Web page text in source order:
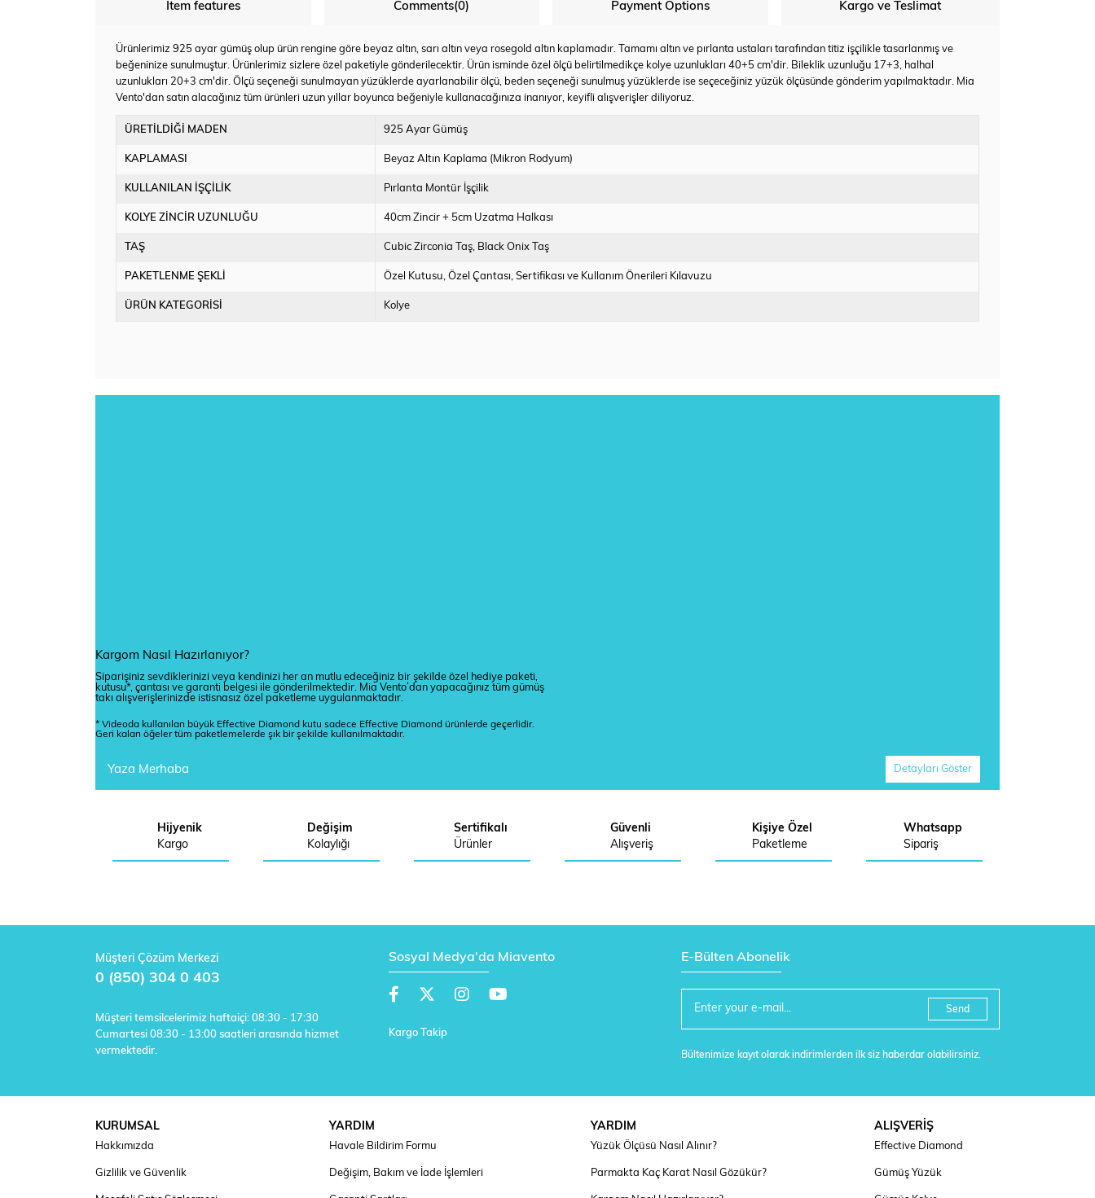
Item features Comments(0) Payment Options Kargo ve Teslimat
Ürünlerimiz 925 ayar gümüş olup ürün rengine göre beyaz altın, sarı altın veya rosegold altın kaplamadır. Tamamı altın ve pırlanta ustaları tarafından titiz işçilikle tasarlanmış ve
beğeninize sunulmuştur. Ürünlerimiz sizlere özel paketiyle gönderilecektir. Ürün isminde özel ölçü belirtilmedikçe kolye uzunlukları 40+5 cm'dir. Bileklik uzunluğu 17+3, halhal
uzunlukları 20+3 cm'dir. Ölçü seçeneği sunulmayan yüzüklerde ayarlanabilir ölçü, beden seçeneği sunulmuş yüzüklerde ise seçeceğiniz yüzük ölçüsünde gönderim yapılmaktadır. Mia
Vento'dan satın alacağınız tüm ürünleri uzun yıllar boyunca beğeniyle kullanacağınıza inanıyor, keyifli alışverişler diliyoruz.
ÜRETİLDİĞİ MADEN 925 Ayar Gümüş
KAPLAMASI Beyaz Altın Kaplama (Mikron Rodyum)
KULLANILAN İŞÇİLİK Pırlanta Montür İşçilik
KOLYE ZİNCİR UZUNLUĞU 40cm Zincir + 5cm Uzatma Halkası
TAŞ Cubic Zirconia Taş Black Onix Taş
PAKETLENME ŞEKLİ Özel Kutusu Özel Çantası Sertifikası ve Kullanım Önerileri Kılavuzu
ÜRÜN KATEGORİSİ Kolye
Kargom Nasıl Hazırlanıyor?
Siparişiniz sevdiklerinizi veya kendinizi her an mutlu edeceğiniz bir şekilde özel hediye paketi,
kutusu*, çantası ve garanti belgesi ile gönderilmektedir. Mia Vento’dan yapacağınız tüm gümüş
takı alışverişlerinizde istisnasız özel paketleme uygulanmaktadır.
* Videoda kullanılan büyük Effective Diamond kutu sadece Effective Diamond ürünlerde geçerlidir.
Geri kalan öğeler tüm paketlemelerde şık bir şekilde kullanılmaktadır.
Yaza Merhaba Detayları Göster
Hijyenik
Kargo
Değişim
Kolaylığı
Sertifikalı
Ürünler
Güvenli
Alışveriş
Kişiye Özel
Paketleme
Whatsapp
Sipariş
Müşteri Çözüm Merkezi
0 (850) 304 0 403
Müşteri temsilcelerimiz haftaiçi: 08:30 - 17:30
Cumartesi 08:30 - 13:00 saatleri arasında hizmet
vermektedir.
Sosyal Medya'da Miavento
Kargo Takip
E-Bülten Abonelik
Send
Bültenimize kayıt olarak indirimlerden ilk siz haberdar olabilirsiniz.
KURUMSAL
Hakkımızda
Gizlilik ve Güvenlik
YARDIM
Havale Bildirim Formu
Değişim, Bakım ve İade İşlemleri
YARDIM
Yüzük Ölçüsü Nasıl Alınır?
Parmakta Kaç Karat Nasıl Gözükür?
ALIŞVERİŞ
Effective Diamond
Gümüş Yüzük